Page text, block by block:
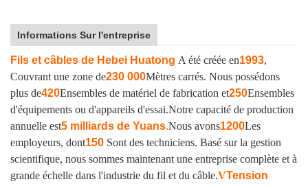
Informations Sur l'entreprise
Fils et câbles de Hebei Huatong A été créée en1993,
Couvrant une zone de230 000Mètres carrés. Nous possédons
plus de420Ensembles de matériel de fabrication et250Ensembles
d'équipements ou d'appareils d'essai.Notre capacité de production
annuelle est5 milliards de Yuans.Nous avons1200Les
employeurs, dont150 Sont des techniciens. Basé sur la gestion
scientifique, nous sommes maintenant une entreprise complète et à
grande échelle dans l'industrie du fil et du câble.VTension